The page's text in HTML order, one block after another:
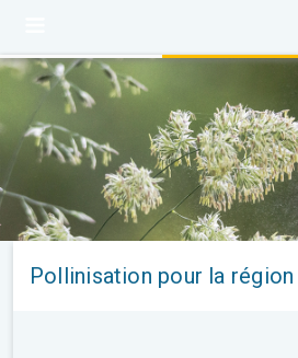
Pollinisation pour la région